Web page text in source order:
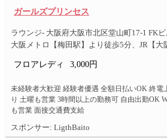
ガールズプリンセス
ラウンジ- 大阪府大阪市北区堂山町17-1 FK
大阪メトロ【梅田駅】より徒歩5分、JR【大
フロアレディ 3,000円
未経験者大歓迎 経験者優遇 全額日払いOK 終電
り 土曜も営業 3時間以上の勤務可 自由出勤OK
も営業 面接交通費支給
スポンサー: LigthBaito